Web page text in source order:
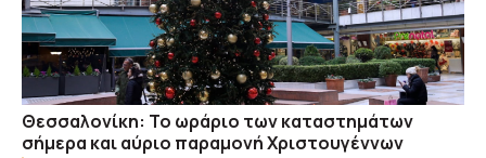
Θεσσαλονίκη: Το ωράριο των καταστημάτων
σήμερα και αύριο παραμονή Χριστουγέννων